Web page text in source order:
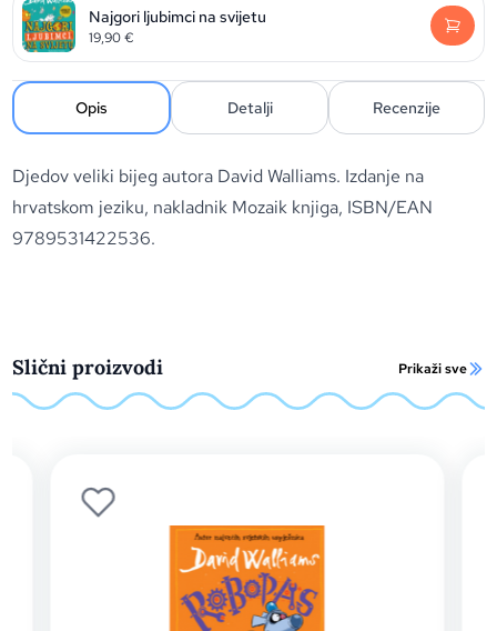
Najgori ljubimci na svijetu
19,90€
Opis Detalji Recenzije
Djedov veliki bijeg autora David Walliams. Izdanje na
hrvatskom jeziku, nakladnik Mozaik knjiga, ISBN/EAN
9789531422536.
Slični proizvodi Prikaži sve